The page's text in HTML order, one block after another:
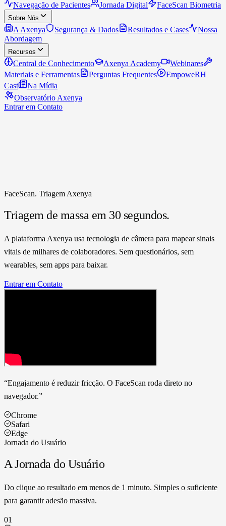
Navegação de Pacientes Jornada Digital FaceScan Biometria
Sobre Nós
A Axenya Segurança & Dados Resultados e Cases
Nossa
Abordagem
Recursos
Central de Conhecimento Axenya Academy
Webinares
Materiais e Ferramentas
Perguntas Frequentes
EmpoweRH
Cast
Na Mídia
Observatório Axenya
Entrar em Contato
FaceScan. Triagem Axenya
Triagem de massa em 30 segundos.
A plataforma Axenya usa tecnologia de câmera para mapear sinais
vitais de milhares de colaboradores. Sem questionários, sem
wearables, sem apps para baixar.
Entrar em Contato
“Engajamento é reduzir fricção. O FaceScan roda direto no
navegador.”
Chrome
Safari
Edge
Jornada do Usuário
A Jornada do Usuário
Do clique ao resultado em menos de 1 minuto. Simples o suficiente
para garantir adesão massiva.
01